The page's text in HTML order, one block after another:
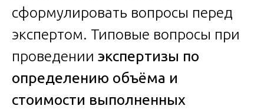
сформулировать вопросы перед
экспертом. Типовые вопросы при
проведении экспертизы по
определению объёма и
стоимости выполненных